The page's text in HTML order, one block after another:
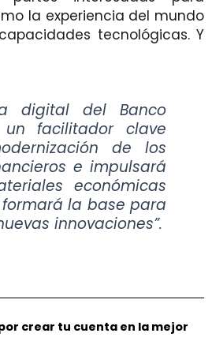
la experiencia del mundo
tecnológicas. Y
digital del Banco
facilitador clave
de los
e impulsará
económicas
la base para
innovaciones”.
crear tu cuenta en la mejor